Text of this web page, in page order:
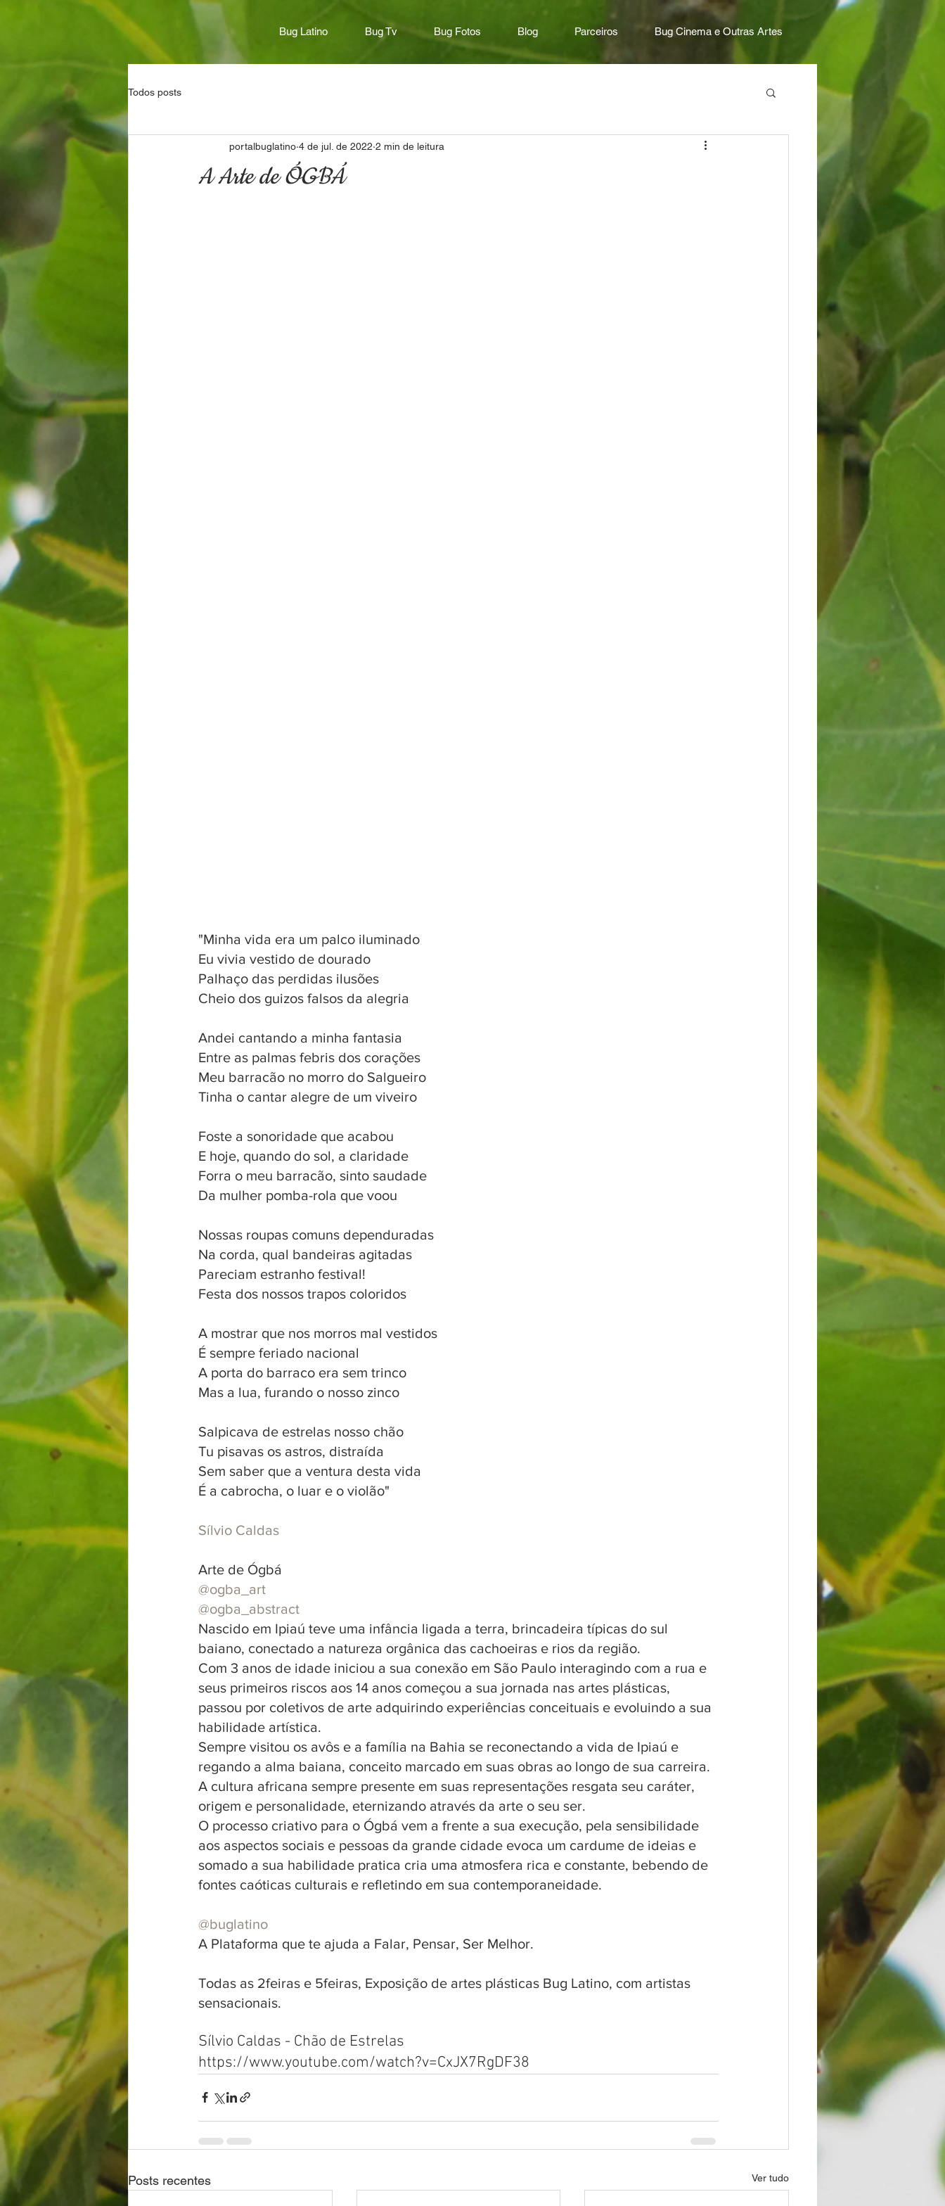
Bug Latino Bug Tv Bug Fotos Blog Parceiros Bug Cinema e Outras Artes
Todos posts
A Arte de ÓGBÁ
portalbuglatino 4 de jul. de 2022 2 min de leitura
"Minha vida era um palco iluminado
Eu vivia vestido de dourado
Palhaço das perdidas ilusões
Cheio dos guizos falsos da alegria
Andei cantando a minha fantasia
Entre as palmas febris dos corações
Meu barracão no morro do Salgueiro
Tinha o cantar alegre de um viveiro
Foste a sonoridade que acabou
E hoje, quando do sol, a claridade
Forra o meu barracão, sinto saudade
Da mulher pomba-rola que voou
Nossas roupas comuns dependuradas
Na corda, qual bandeiras agitadas
Pareciam estranho festival!
Festa dos nossos trapos coloridos
A mostrar que nos morros mal vestidos
É sempre feriado nacional
A porta do barraco era sem trinco
Mas a lua, furando o nosso zinco
Salpicava de estrelas nosso chão
Tu pisavas os astros, distraída
Sem saber que a ventura desta vida
É a cabrocha, o luar e o violão"
Sílvio Caldas
Arte de Ógbá
@ogba_art
@ogba_abstract
Nascido em Ipiaú teve uma infância ligada a terra, brincadeira típicas do sul
baiano, conectado a natureza orgânica das cachoeiras e rios da região.
Com 3 anos de idade iniciou a sua conexão em São Paulo interagindo com a rua e
seus primeiros riscos aos 14 anos começou a sua jornada nas artes plásticas,
passou por coletivos de arte adquirindo experiências conceituais e evoluindo a sua
habilidade artística.
Sempre visitou os avôs e a família na Bahia se reconectando a vida de Ipiaú e
regando a alma baiana, conceito marcado em suas obras ao longo de sua carreira.
A cultura africana sempre presente em suas representações resgata seu caráter,
origem e personalidade, eternizando através da arte o seu ser.
O processo criativo para o Ógbá vem a frente a sua execução, pela sensibilidade
aos aspectos sociais e pessoas da grande cidade evoca um cardume de ideias e
somado a sua habilidade pratica cria uma atmosfera rica e constante, bebendo de
fontes caóticas culturais e refletindo em sua contemporaneidade.
@buglatino
A Plataforma que te ajuda a Falar, Pensar, Ser Melhor.
Todas as 2feiras e 5feiras, Exposição de artes plásticas Bug Latino, com artistas
sensacionais.
Sílvio Caldas - Chão de Estrelas
https://www.youtube.com/watch?v=CxJX7RgDF38
Posts recentes Ver tudo